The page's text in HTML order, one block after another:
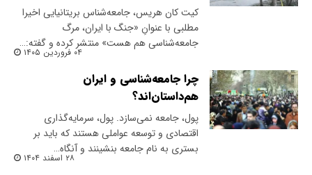
کیت کان هریس، جامعه‌شناس بریتانیایی اخیرا
مطلبی با عنوانِ «جنگ با ایران، مرگ
جامعه‌شناسی هم هست» منتشر کرده و گفته:…
۰۴ فروردین ۱۴۰۵
چرا جامعه‌شناسی و ایران
هم‌داستان‌اند؟
پول، جامعه نمی‌سازد. پول، سرمایه‌گذاری
اقتصادی و توسعه عواملی هستند که باید بر
بستری به نام جامعه بنشینند و آنگاه…
۲۸ اسفند ۱۴۰۴